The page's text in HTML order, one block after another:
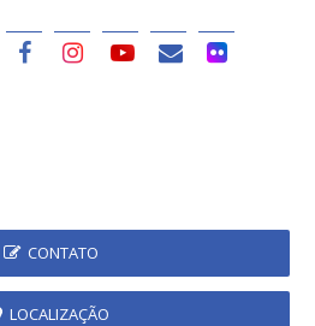
CONTATO
LOCALIZAÇÃO